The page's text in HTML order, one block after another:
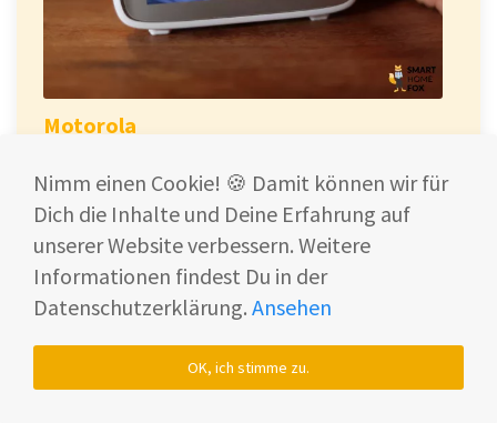
Motorola
Video-
Babyphone
Preisgünstiges Video-Babyphone mit
einfacher Bedienung. Stabiles Signal auch
bei größerer Entfernung zwischen Kamera
und Elterneinheit.
Nimm einen Cookie! 🍪 Damit können wir für
Dich die Inhalte und Deine Erfahrung auf
unserer Website verbessern. Weitere
Informationen findest Du in der
Datenschutzerklärung. Ansehen
OK, ich stimme zu.